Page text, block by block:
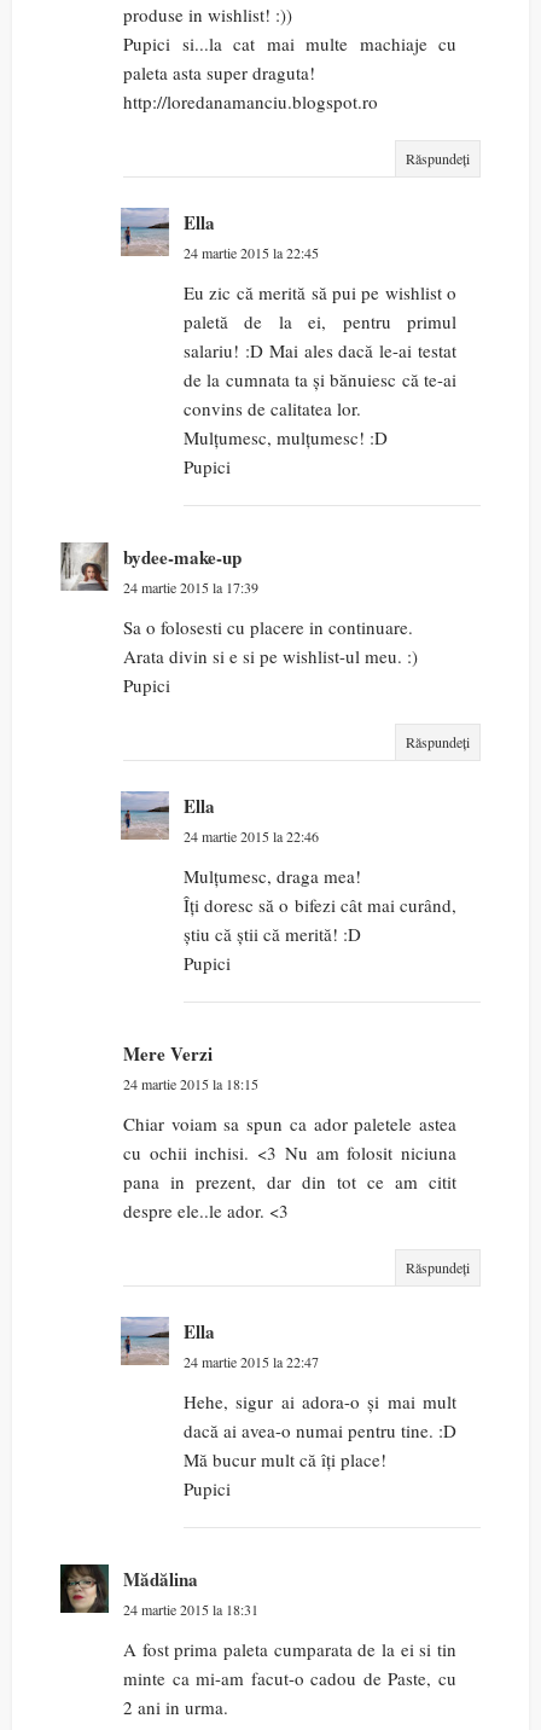
produse in wishlist! :))
Pupici si...la cat mai multe machiaje cu
paleta asta super draguta!
http://loredanamanciu.blogspot.ro
Răspundeți
Ella
24 martie 2015 la 22:45
Eu zic că merită să pui pe wishlist o
paletă de la ei, pentru primul
salariu! :D Mai ales dacă le-ai testat
de la cumnata ta și bănuiesc că te-ai
convins de calitatea lor.
Mulțumesc, mulțumesc! :D
Pupici
bydee-make-up
24 martie 2015 la 17:39
Sa o folosesti cu placere in continuare.
Arata divin si e si pe wishlist-ul meu. :)
Pupici
Răspundeți
Ella
24 martie 2015 la 22:46
Mulțumesc, draga mea!
Îți doresc să o bifezi cât mai curând,
știu că știi că merită! :D
Pupici
Mere Verzi
24 martie 2015 la 18:15
Chiar voiam sa spun ca ador paletele astea
cu ochii inchisi. <3 Nu am folosit niciuna
pana in prezent, dar din tot ce am citit
despre ele..le ador. <3
Răspundeți
Ella
24 martie 2015 la 22:47
Hehe, sigur ai adora-o și mai mult
dacă ai avea-o numai pentru tine. :D
Mă bucur mult că îți place!
Pupici
Mădălina
24 martie 2015 la 18:31
A fost prima paleta cumparata de la ei si tin
minte ca mi-am facut-o cadou de Paste, cu
2 ani in urma.